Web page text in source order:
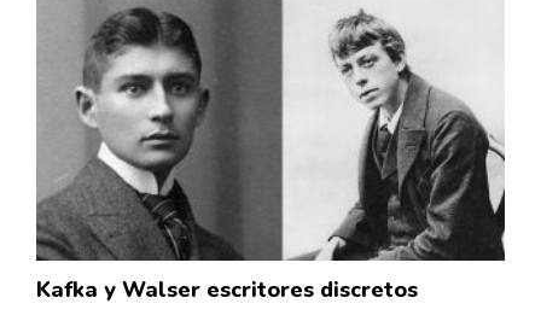
Kafka y Walser escritores discretos